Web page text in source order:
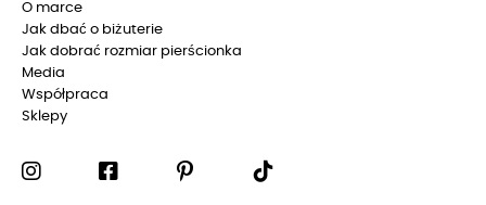
O marce
Jak dbać o biżuterie
Jak dobrać rozmiar pierścionka
Media
Współpraca
Sklepy